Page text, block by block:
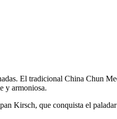
El tradicional China Chun
y armoniosa.
Kirsch, que conquista el